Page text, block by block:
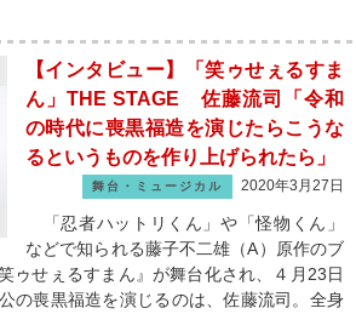
【インタビュー】「笑ゥせぇるすま
ん」THE STAGE 佐藤流司「令和
の時代に喪黒福造を演じたらこうな
るというものを作り上げられたら」
舞台・ミュージカル 2020年3月27日
「忍者ハットリくん」や「怪物くん」
などで知られる藤子不二雄（A）原作のブ
ゥせぇるすまん』が舞台化され、４月23日
の喪黒福造を演じるのは、佐藤流司。全身